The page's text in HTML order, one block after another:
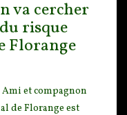
va cercher
risque
Florange
et compagnon
de Florange est